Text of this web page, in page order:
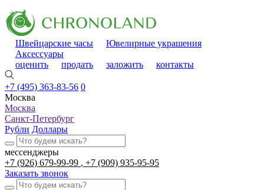
Швейцарские часы
Ювелирные украшения
Аксессуары
оценить
продать заложить контакты
+7 (495) 363-83-56 0
Москва
Москва
Санкт-Петербург
Рубли Доллары
мессенджеры
+7 (926) 679-99-99
+7 (909) 935-95-95
Заказать звонок